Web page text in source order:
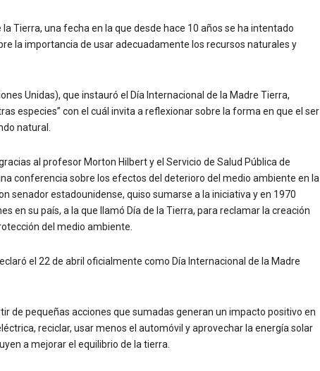
la Tierra, una fecha en la que desde hace 10 años se ha intentado
la importancia de usar adecuadamente los recursos naturales y
Unidas), que instauró el Día Internacional de la Madre Tierra,
especies” con el cuál invita a reflexionar sobre la forma en que el ser
natural.
al profesor Morton Hilbert y el Servicio de Salud Pública de
conferencia sobre los efectos del deterioro del medio ambiente en la
senador estadounidense, quiso sumarse a la iniciativa y en 1970
en su país, a la que llamó Día de la Tierra, para reclamar la creación
del medio ambiente.
el 22 de abril oficialmente como Día Internacional de la Madre
de pequeñas acciones que sumadas generan un impacto positivo en
reciclar, usar menos el automóvil y aprovechar la energía solar
a mejorar el equilibrio de la tierra.